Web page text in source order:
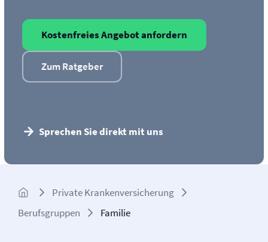
Kostenfreies Angebot anfordern
Zum Ratgeber
Sprechen Sie direkt mit uns
Private Kranken­­versicherung
Berufsgruppen
Familie